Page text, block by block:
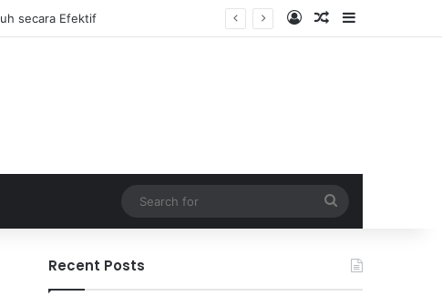
Log InRandom Article
Sidebar
for
Recent Posts